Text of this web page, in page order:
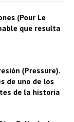
(Pour Le
que resulta
(Pressure).
de uno de los
de la historia